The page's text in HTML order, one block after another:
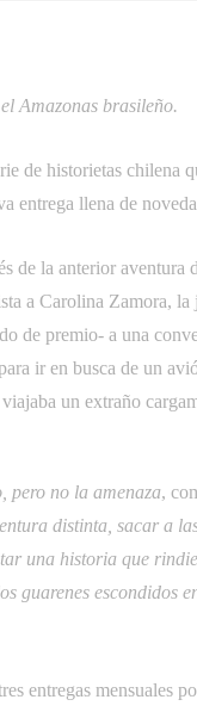
Amazonas brasileño.
de historietas chilena
entrega llena de
de la anterior aventura
a Carolina Zamora,
de premio- a una
ir en busca de un
un extraño
pero no la amenaza,
distinta, sacar a
una historia que
guarenes
entregas mensuales